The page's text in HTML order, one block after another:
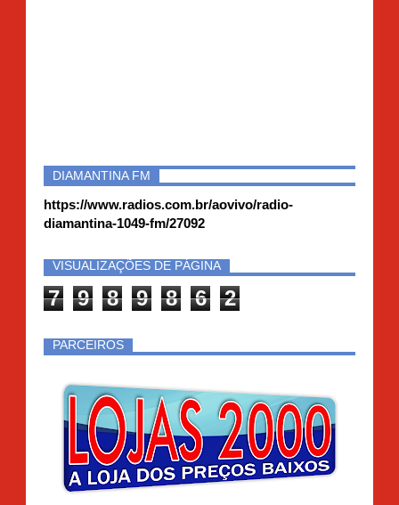
DIAMANTINA FM
https://www.radios.com.br/aovivo/radio-
diamantina-1049-fm/27092
VISUALIZAÇÕES DE PÁGINA
7 9 8 9 8 6 2
PARCEIROS